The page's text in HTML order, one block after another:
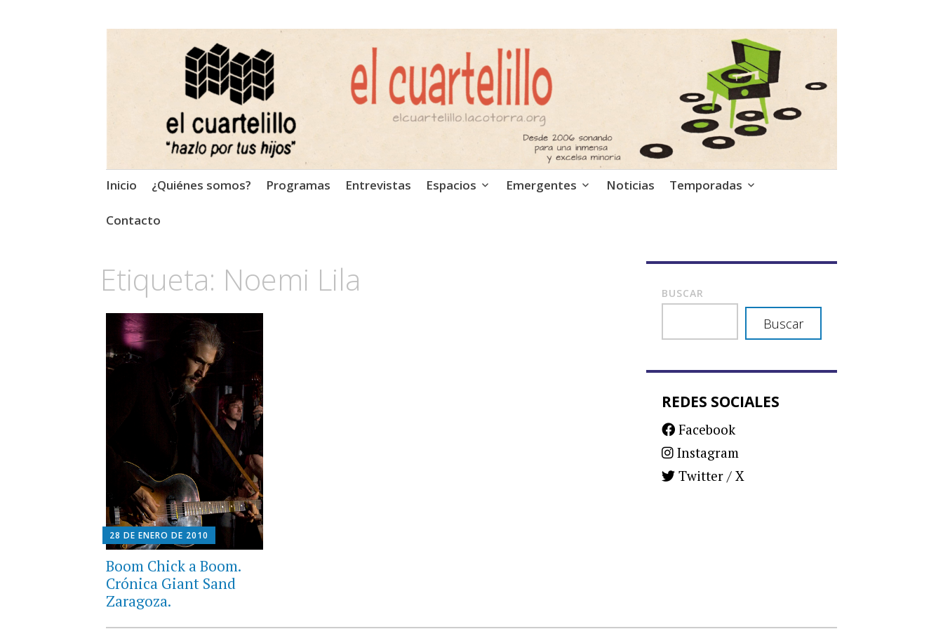
El Cuartelillo
Programa de radio de música independiente. Podcast
Saltar
contenido
Inicio ¿Quiénes somos? Programas Entrevistas Espacios Emergentes Noticias Temporadas
Contacto
Etiqueta: Noemi Lila
28 DE ENERO DE 2010
Boom Chick a Boom.
Crónica Giant Sand
Zaragoza.
BUSCAR
Buscar
REDES SOCIALES
Facebook
Instagram
Twitter / X